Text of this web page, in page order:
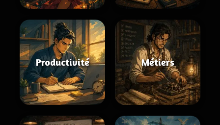
Productivité Métiers